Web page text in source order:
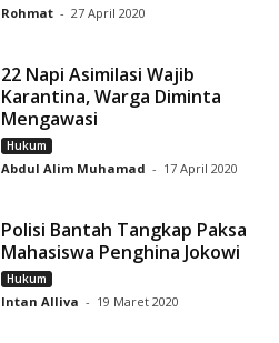
Rohmat - 27 April 2020
22 Napi Asimilasi Wajib
Karantina, Warga Diminta
Mengawasi
Hukum
Abdul Alim Muhamad - 17 April 2020
Polisi Bantah Tangkap Paksa
Mahasiswa Penghina Jokowi
Hukum
Intan Alliva - 19 Maret 2020